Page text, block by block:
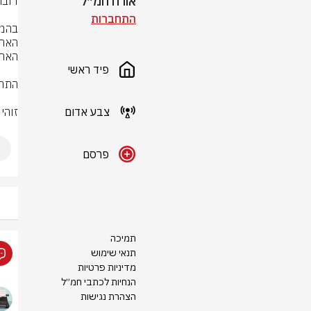
התחברות
פיד ראשי
צבע אדום
פרסם
תמיכה
תנאי שימוש
מדיניות פרטיות
הנחיות לכתבי חמ״ל
הצהרת נגישות